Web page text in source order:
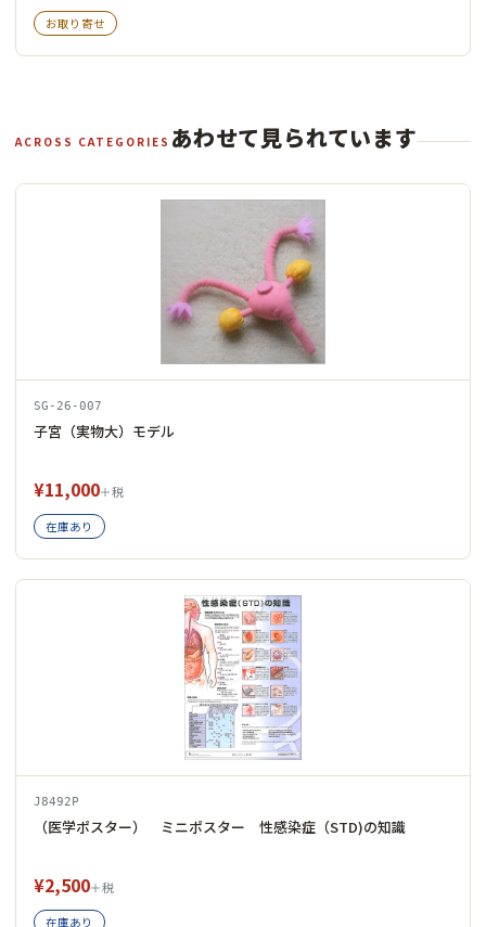
お取り寄せ
ACROSS CATEGORIES あわせて見られています
SG-26-007
子宮（実物大）モデル
¥11,000＋税
在庫あり
J8492P
（医学ポスター） ミニポスター 性感染症（STD)の知識
¥2,500＋税
在庫あり